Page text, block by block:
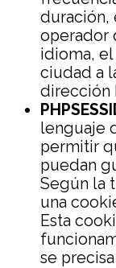
duración,
operador
idioma,
ciudad a
dirección
lenguaje
permitir
puedan
Según la
una
Esta
se